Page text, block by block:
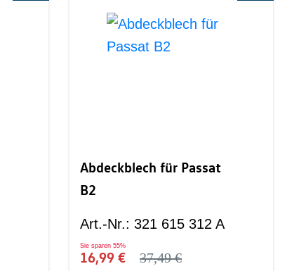
Abdeckblech für Passat
B2
Art.-Nr.: 321 615 312 A
Sie sparen 55%
16,99 € 37,49 €